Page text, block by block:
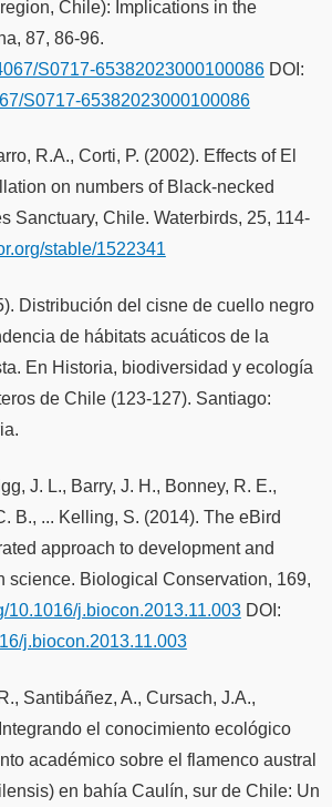
Chile): Implications in the
87, 86-96.
S0717-65382023000100086DOI:
S0717-65382023000100086
R.A., Corti, P. (2002). Effects of El
on numbers of Black-necked
Sanctuary, Chile. Waterbirds, 25, 114-
stable/1522341
Distribución del cisne de cuello negro
de hábitats acuáticos de la
En Historia, biodiversidad y ecología
de Chile (123-127). Santiago:
J. L., Barry, J. H., Bonney, R. E.,
B., ... Kelling, S. (2014). The eBird
approach to development and
science. Biological Conservation, 169,
10.1016/j.biocon.2013.11.003DOI:
j.biocon.2013.11.003
Santibáñez, A., Cursach, J.A.,
el conocimiento ecológico
académico sobre el flamenco austral
en bahía Caulín, sur de Chile: Un